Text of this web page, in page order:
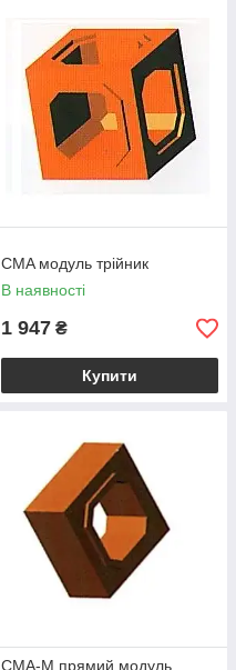
CMA модуль трійник
В наявності
1 947 ₴
Купити
CMA-M прямий модуль